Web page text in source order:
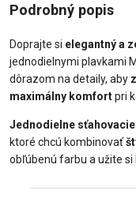
Podrobný popis
Doprajte si elegantný a
jednodielnymi plavkami
dôrazom na detaily, aby
maximálny komfortpri
Jednodielne
ktoré chcú kombinovať
obľúbenú farbu a užite si